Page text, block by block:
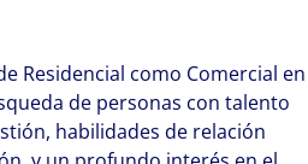
Residencial como Comercial en
de personas con talento
habilidades de relación